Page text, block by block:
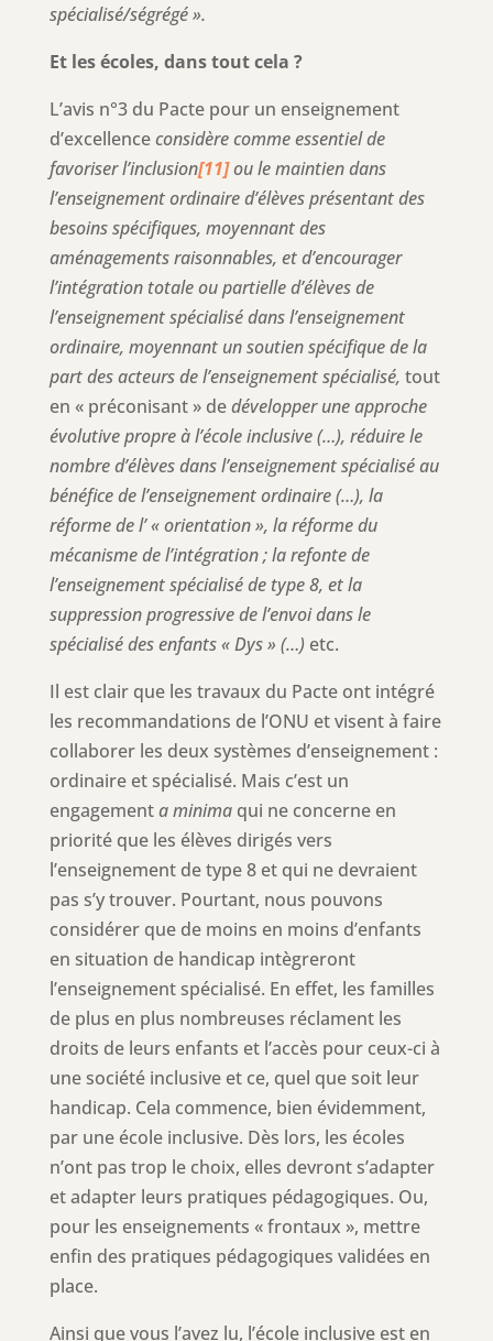
spécialisé/ségrégé».
Et les écoles, dans tout cela ?
L’avis n°3 du Pacte pour un enseignement
d’excellenceconsidère comme essentiel de
favoriser l’inclusion[11]ou le maintien dans
l’enseignement ordinaire d’élèves présentant des
besoins spécifiques, moyennant des
aménagements raisonnables, et d’encourager
l’intégration totale ou partielle d’élèves de
l’enseignement spécialisé dans l’enseignement
ordinaire, moyennant un soutien spécifique de la
part des acteurs de l’enseignement spécialisé, tout
en « préconisant » dedévelopper une approche
évolutive propre à l’école inclusive (…), réduire le
nombre d’élèves dans l’enseignement spécialisé au
bénéfice de l’enseignement ordinaire (…), la
réforme de l’ « orientation », la réforme du
mécanisme de l’intégration ; la refonte de
l’enseignement spécialisé de type 8, et la
suppression progressive de l’envoi dans le
spécialisé des enfants « Dys » (…) etc.
Il est clair que les travaux du Pacte ont intégré
les recommandations de l’ONU et visent à faire
collaborer les deux systèmes d’enseignement :
ordinaire et spécialisé. Mais c’est un
engagementa minima qui ne concerne en
priorité que les élèves dirigés vers
l’enseignement de type 8 et qui ne devraient
pas s’y trouver. Pourtant, nous pouvons
considérer que de moins en moins d’enfants
en situation de handicap intègreront
l’enseignement spécialisé. En effet, les familles
de plus en plus nombreuses réclament les
droits de leurs enfants et l’accès pour ceux-ci à
une société inclusive et ce, quel que soit leur
handicap. Cela commence, bien évidemment,
par une école inclusive. Dès lors, les écoles
n’ont pas trop le choix, elles devront s’adapter
et adapter leurs pratiques pédagogiques. Ou,
pour les enseignements « frontaux », mettre
enfin des pratiques pédagogiques validées en
place.
Ainsi que vous l’avez lu, l’école inclusive est en